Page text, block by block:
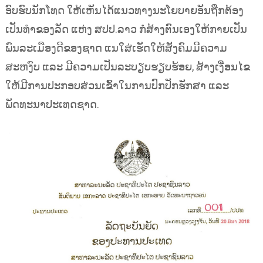
ອົບຮົບນັກໂທດ ໃຫ້ເຫັນໄດ້ແນວທາງນະໂຍບາຍອັນຖືກຕ້ອງ
ເປັນທຳຂອງລັດ ແຫ່ງ ສປປ.ລາວ ກໍ່ສ້າງຕົນເອງໃຫ້ກາຍເປັນ
ພົນລະເມືອງດີຂອງຊາດ ແນໃສ່ເຮັດໃຫ້ສັງຄົມມີຄວາມ
ສະຫງົບ ແລະ ມີຄວາມເປັນລະບຽບຮຽບຮ້ອຍ, ສ້າງເງື່ອນໄຂ
ໃຫ້ມີການປະກອບສ່ວນເຂົ້າໃນການປົກປັກຮັກສາ ແລະ
ພັດທະນາປະເທດຊາດ.